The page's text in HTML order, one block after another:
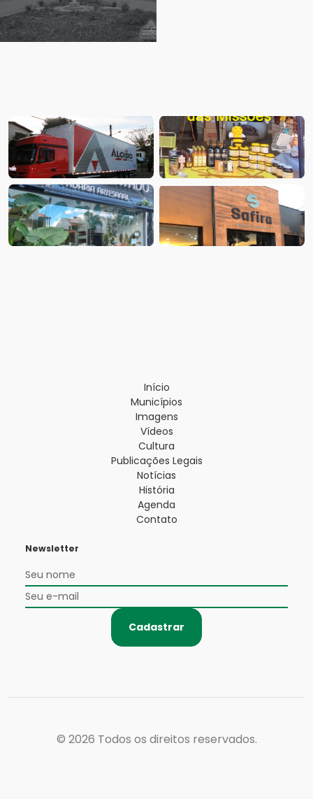
Início
Municípios
Imagens
Vídeos
Cultura
Publicações Legais
Notícias
História
Agenda
Contato
Newsletter
Cadastrar
© 2026 Todos os direitos reservados.